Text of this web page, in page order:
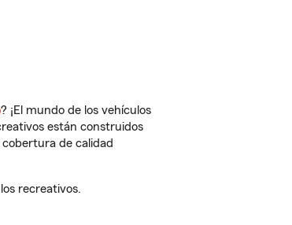
? ¡El mundo de los vehículos
están construidos
de calidad
recreativos.